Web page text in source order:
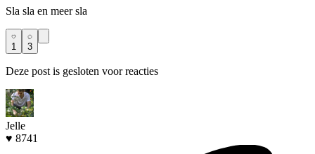
Sla sla en meer sla
1 3
Deze post is gesloten voor reacties
Jelle
♥ 8741